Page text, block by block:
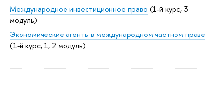
Международное инвестиционное право (1-й курс, 3
модуль)
Экономические агенты в международном частном праве
(1-й курс, 1, 2 модуль)